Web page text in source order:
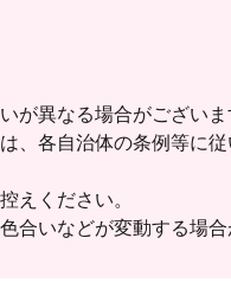
が異なる場合がございま
、各自治体の条例等に
えください。
合いなどが変動する場合